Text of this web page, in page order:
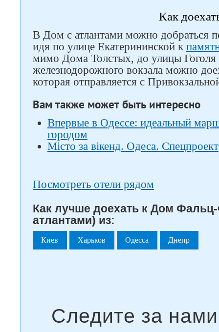
Как
В Дом с атлантами можно добраться
идя по улице Екатерининской к
мимо Дома Толстых, до улицы Гоголя
железнодорожного вокзала можно
которая отправляется с
Вам также может быть интересно
Впервые в Одессе: идеальный
городом
Місто за вікенд. Одеса. Спецпроект
Посмотреть отели рядом
Как лучше доехать к Дом
атлантами) из:
Киев Харьков Одесса Днепр